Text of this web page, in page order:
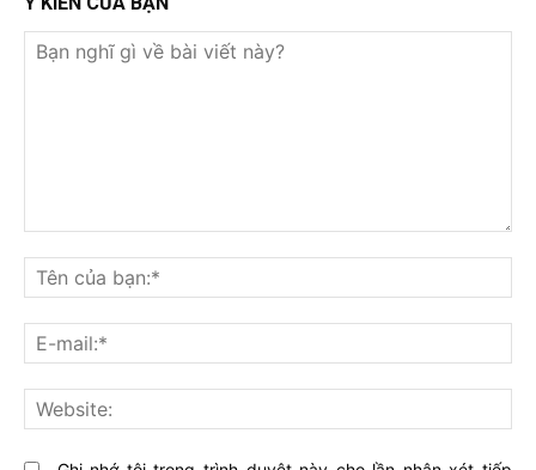
nghĩ
gì
về
bài
viết
này?